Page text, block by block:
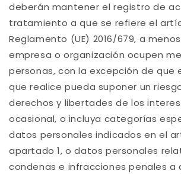
deberán mantener el registro de
tratamiento a que se refiere el
Reglamento (UE) 2016/679, a
empresa o organización ocupen
personas, con la excepción de
que realice pueda suponer un
derechos y libertades de los
ocasional, o incluya categorías
datos personales indicados en el
apartado 1, o datos personales
condenas e infracciones penales a